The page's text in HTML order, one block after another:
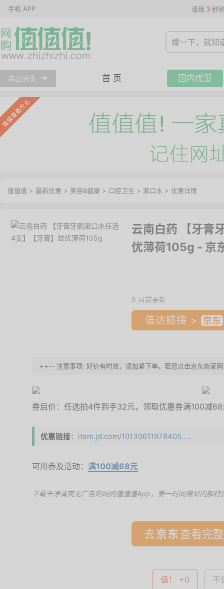
手机 APP 请用 3 秒
商品分类 首 页 国内优惠
值值值 > 最新优惠 > 美容&健康 > 口腔卫生 > 漱口水 > 优惠详情
云南白药 【牙膏
优薄荷105g - 京
8 月前更新
值达链接 >
++-- 注意事项: 好价有时效，请加紧下单。若您点击京东商家
券后价：任选拍4件到手32元，领取优惠券满100减
优惠链接： item.jd.com/10130611978405.....
可用券及活动： 满100减68元
下载干净清爽无广告的网购值值值App ，第一时间得到内部特
去 查看完
值！ +0 不